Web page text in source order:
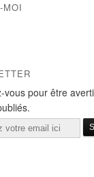
vous pour être